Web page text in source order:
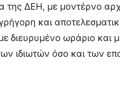
της ΔΕΗ, με μοντέρνο
και
διευρυμένο ωράριο και
ιδιωτών όσο και των